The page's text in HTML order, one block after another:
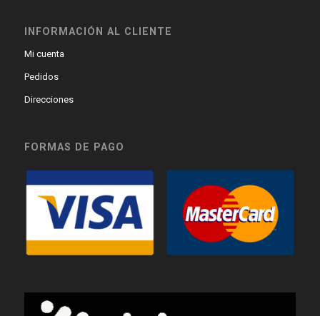
INFORMACIÓN AL CLIENTE
Mi cuenta
Pedidos
Direcciones
FORMAS DE PAGO